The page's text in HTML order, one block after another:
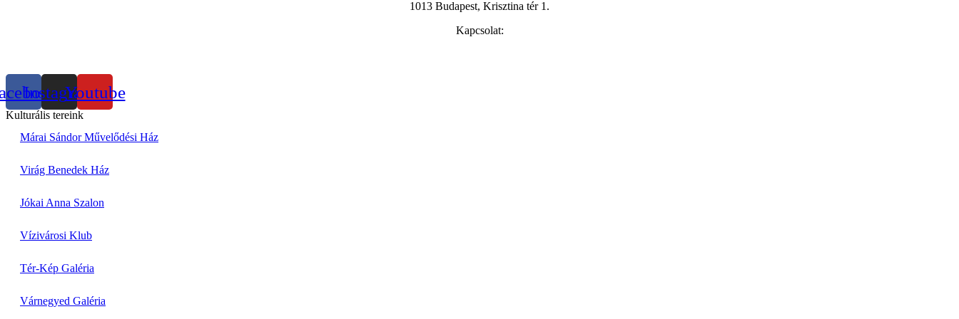
1013 Budapest, Krisztina tér 1.
Kapcsolat:
InstagramYoutube
Kulturális tereink
Márai Sándor Művelődési Ház
Virág Benedek Ház
Jókai Anna Szalon
Vízivárosi Klub
Tér-Kép Galéria
Várnegyed Galéria